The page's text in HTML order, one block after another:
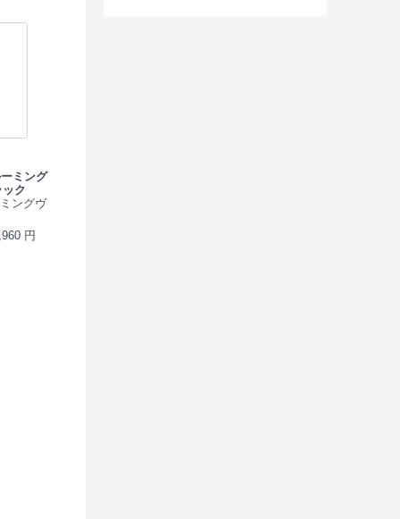
ミング
ク
ングヴ
円